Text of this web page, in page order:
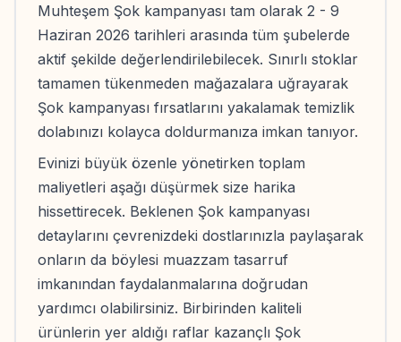
Muhteşem Şok kampanyası tam olarak 2 - 9
Haziran 2026 tarihleri arasında tüm şubelerde
aktif şekilde değerlendirilebilecek. Sınırlı stoklar
tamamen tükenmeden mağazalara uğrayarak
Şok kampanyası fırsatlarını yakalamak temizlik
dolabınızı kolayca doldurmanıza imkan tanıyor.
Evinizi büyük özenle yönetirken toplam
maliyetleri aşağı düşürmek size harika
hissettirecek. Beklenen Şok kampanyası
detaylarını çevrenizdeki dostlarınızla paylaşarak
onların da böylesi muazzam tasarruf
imkanından faydalanmalarına doğrudan
yardımcı olabilirsiniz. Birbirinden kaliteli
ürünlerin yer aldığı raflar kazançlı Şok